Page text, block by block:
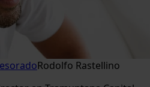
Rodolfo Rastellino